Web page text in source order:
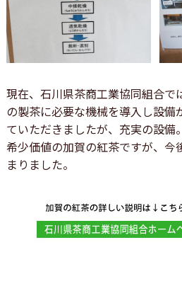
現在、石川県茶商工業協同組合で
の製茶に必要な機械を導入し設備
ていただきましたが、充実の設備
希少価値の加賀の紅茶ですが、今
まりました。